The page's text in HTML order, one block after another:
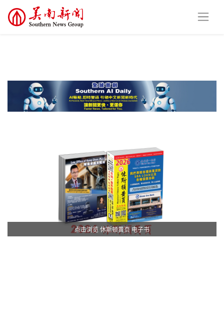
点击浏览 休斯顿黄页 电子书